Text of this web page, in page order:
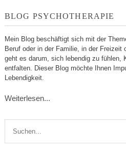
BLOG PSYCHOTHERAPIE
Mein Blog beschäftigt sich mit der
Beruf oder in der Familie, in der Freizeit
geht es darum, sich lebendig zu fühlen,
entfalten. Dieser Blog möchte Ihnen
Lebendigkeit.
Weiterlesen...